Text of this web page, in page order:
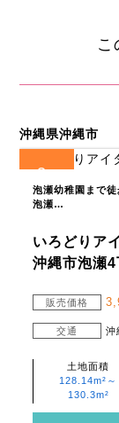
こ
沖縄県沖縄市
3
泡瀬幼稚園まで
泡瀬…
いろどりア
沖縄市泡瀬4
販売価格
交通 沖
土地面積
128.14m²～
130.3m²